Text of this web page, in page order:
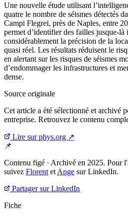
Une nouvelle étude utilisant
quatre le nombre de séismes détectés
Campi Flegrei, près de Naples, entre
permet d’identifier des failles jusque-là
considérablement la précision de la
quasi réel. Les résultats réduisent le
en alertant sur les risques de séismes
d’endommager les infrastructures et
dense.
Source originale
Cet article a été sélectionné et archivé
entreprise. Retrouvez le contenu
Lire sur phys.org ↗
📌
Contenu figé · Archivé en 2025. Pour
suivez Florent et Ange sur LinkedIn.
Partager sur LinkedIn
Fiche